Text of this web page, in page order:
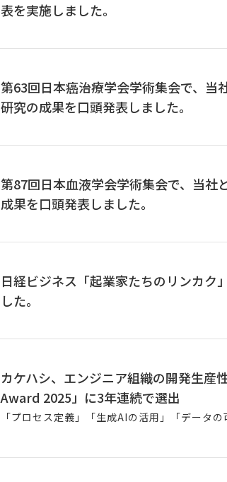
表を実施しました。
第63回日本癌治療学会学術集会で、当
研究の成果を口頭発表しました。
第87回日本血液学会学術集会で、当社
成果を口頭発表しました。
日経ビジネス「起業家たちのリンカク
した。
カケハシ、エンジニア組織の開発生産
Award 2025」に3年連続で選出
「プロセス定義」「生成AIの活用」「データ